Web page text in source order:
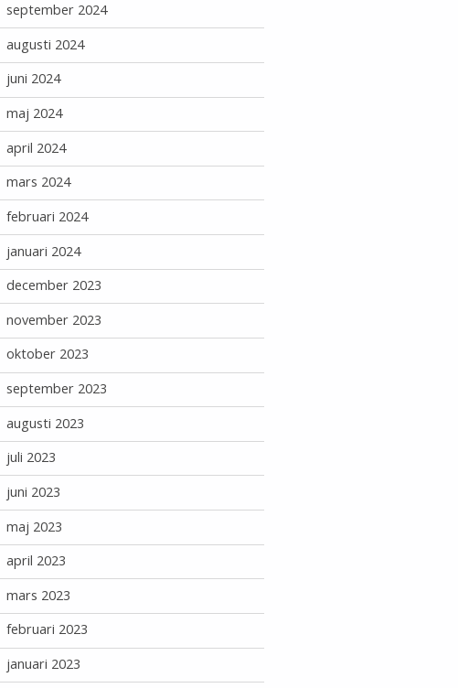
september 2024
augusti 2024
juni 2024
maj 2024
april 2024
mars 2024
februari 2024
januari 2024
december 2023
november 2023
oktober 2023
september 2023
augusti 2023
juli 2023
juni 2023
maj 2023
april 2023
mars 2023
februari 2023
januari 2023